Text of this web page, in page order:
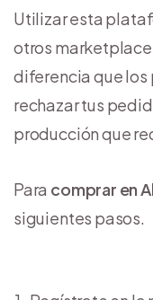
Utilizar esta
otros
diferencia que los
rechazar tus
producción que
Para comprar en
siguientes pasos.